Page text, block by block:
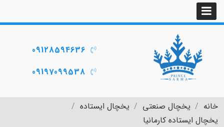
09128594636
09197099538
خانه یخچال صنعتی
یخچال ایستاده
یخچال ایستاده کارمانیا